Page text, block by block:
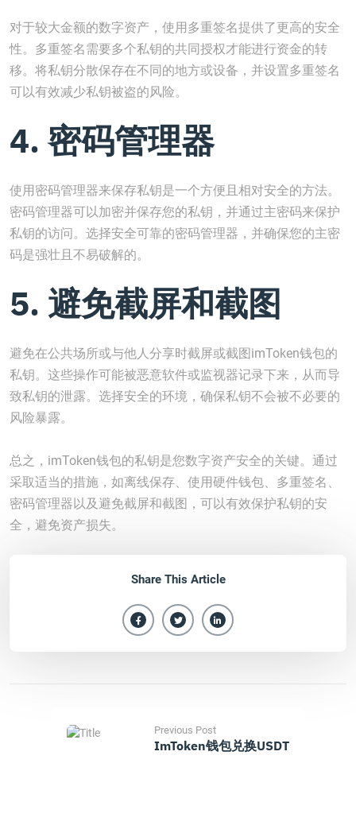
对于较大金额的数字资产，使用多重签名提供了更高的安全
性。多重签名需要多个私钥的共同授权才能进行资金的转
移。将私钥分散保存在不同的地方或设备，并设置多重签名
可以有效减少私钥被盗的风险。
4. 密码管理器
使用密码管理器来保存私钥是一个方便且相对安全的方法。
密码管理器可以加密并保存您的私钥，并通过主密码来保护
私钥的访问。选择安全可靠的密码管理器，并确保您的主密
码是强壮且不易破解的。
5. 避免截屏和截图
避免在公共场所或与他人分享时截屏或截图imToken钱包的
私钥。这些操作可能被恶意软件或监视器记录下来，从而导
致私钥的泄露。选择安全的环境，确保私钥不会被不必要的
风险暴露。
总之，imToken钱包的私钥是您数字资产安全的关键。通过
采取适当的措施，如离线保存、使用硬件钱包、多重签名、
密码管理器以及避免截屏和截图，可以有效保护私钥的安
全，避免资产损失。
Share This Article
Previous Post
ImToken钱包兑换USDT